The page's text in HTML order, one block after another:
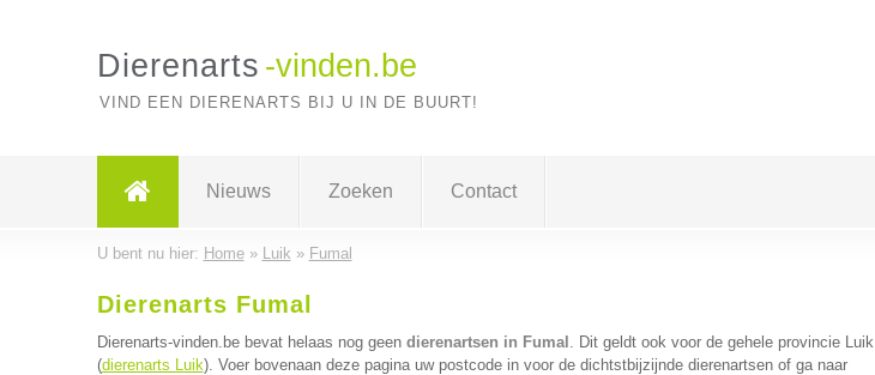
Dierenarts -vinden.be
VIND EEN DIERENARTS BIJ U IN DE BUURT!
Nieuws Zoeken Contact
U bent nu hier: Home» Luik » Fumal
Dierenarts Fumal
Dierenarts-vinden.be bevat helaas nog geen dierenartsen in Fumal . Dit geldt ook voor de gehele provincie Luik
(dierenarts Luik). Voer bovenaan deze pagina uw postcode in voor de dichtstbijzijnde dierenartsen of ga naar